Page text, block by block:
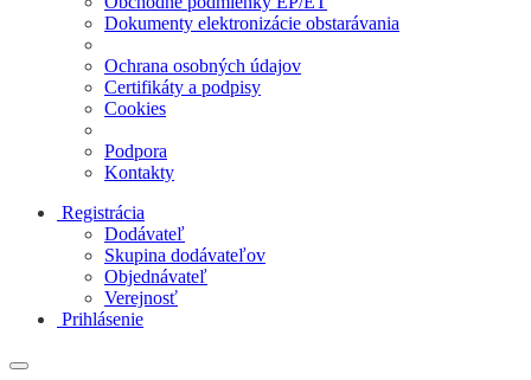
Dokumenty elektronizácie obstarávania
Ochrana osobných údajov
Certifikáty a podpisy
Cookies
Podpora
Kontakty
Registrácia
Dodávateľ
Skupina dodávateľov
Objednávateľ
Verejnosť
Prihlásenie